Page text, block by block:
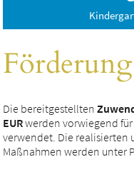
Förderung
Die bereitgestellten
EURwerden vorwiegend
verwendet. Die realisierten
Maßnahmen werden unter